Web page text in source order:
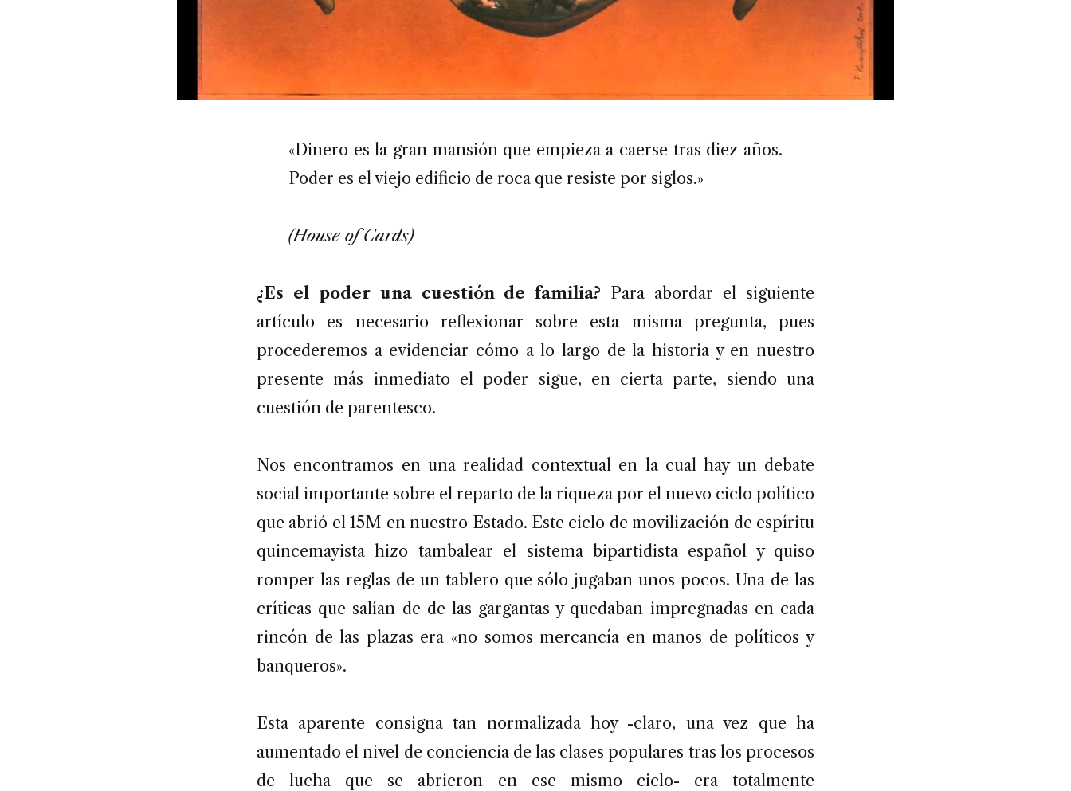
«Dinero es la gran mansión que empieza a caerse tras diez años.
Poder es el viejo edificio de roca que resiste por siglos.»
(House of Cards)
¿Es el poder una cuestión de familia? Para abordar el siguiente
artículo es necesario reflexionar sobre esta misma pregunta, pues
procederemos a evidenciar cómo a lo largo de la historia y en nuestro
presente más inmediato el poder sigue, en cierta parte, siendo una
cuestión de parentesco.
Nos encontramos en una realidad contextual en la cual hay un debate
social importante sobre el reparto de la riqueza por el nuevo ciclo político
que abrió el 15M en nuestro Estado. Este ciclo de movilización de espíritu
quincemayista hizo tambalear el sistema bipartidista español y quiso
romper las reglas de un tablero que sólo jugaban unos pocos. Una de las
críticas que salían de de las gargantas y quedaban impregnadas en cada
rincón de las plazas era «no somos mercancía en manos de políticos y
banqueros».
Esta aparente consigna tan normalizada hoy -claro, una vez que ha
aumentado el nivel de conciencia de las clases populares tras los procesos
de lucha que se abrieron en ese mismo ciclo- era totalmente